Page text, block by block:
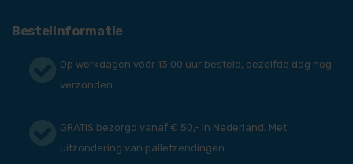
Bestelinformatie
Op werkdagen vóór 13:00 uur besteld, dezelfde dag nog
verzonden
GRATIS bezorgd vanaf € 50,- in Nederland. Met
uitzondering van palletzendingen